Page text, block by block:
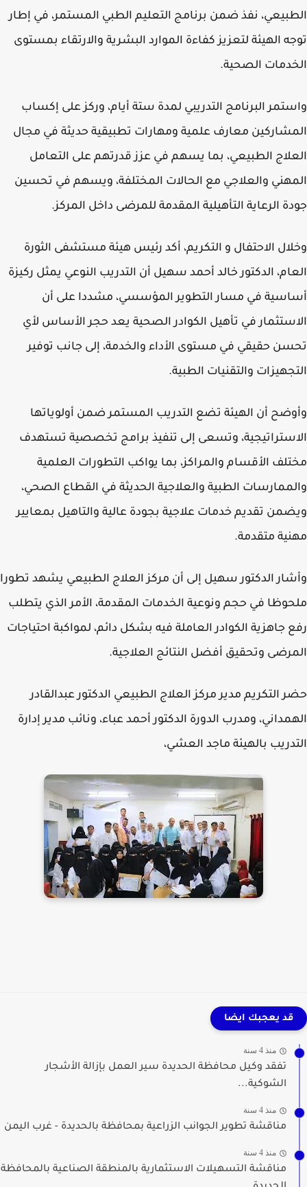
نفذ ضمن برنامج التعليم الطبي المستمر، في إطار
الهيئة لتعزيز كفاءة الموارد البشرية والارتقاء بمستوى
الصحية.
البرنامج التدريبي لمدة ستة أيام، وركز على إكساب
معارف علمية ومهارات تطبيقية حديثة في مجال
الطبيعي، بما يسهم في عزز قدرتهم على التعامل
والعلاجي مع الحالات المختلفة، ويسهم في تحسين
الرعاية التأهيلية المقدمة للمرضى داخل المركز.
الاحتفال و التكريم، أكد رئيس هيئة مستشفى الثورة
الدكتور خالد أحمد سهيل أن التدريب النوعي يمثل ركيزة
في مسار التطوير المؤسسي، مشددا على أن
في تأهيل الكوادر الصحية يعد حجر الأساس لأي
حقيقي في مستوى الأداء والخدمة، إلى جانب توفير
والتقنيات الطبية.
أن الهيئة تضع التدريب المستمر ضمن أولوياتها
وتسعى إلى تنفيذ برامج تخصصية تستهدف
الأقسام والمراكز، بما يواكب التطورات العلمية
الطبية والعلاجية الحديثة في القطاع الصحي،
تقديم خدمات علاجية بجودة عالية والتاهيل بمعايير
متقدمة.
الدكتور سهيل إلى أن مركز العلاج الطبيعي يشهد تطورا
في حجم ونوعية الخدمات المقدمة، الأمر الذي يتطلب
جاهزية الكوادر العاملة فيه بشكل دائم، لمواكبة احتياجات
وتحقيق أفضل النتائج العلاجية.
التكريم مدير مركز العلاج الطبيعي الدكتور عبدالقادر
ومدرب الدورة الدكتور أحمد عباء، ونائب مدير إدارة
بالهيئة ماجد العشي،
قد يعجبك ايضا
منذ 4 سنة
تفقد وكيل محافظة الحديدة سير العمل بإزالة الأشجار
الشوكية...
منذ 4 سنة
مناقشة تطوير الجوانب الزراعية بمحافظة بالحديدة - غرب اليمن
منذ 4 سنة
مناقشة التسهيلات الاستثمارية بالمنطقة الصناعية بالمحافظة